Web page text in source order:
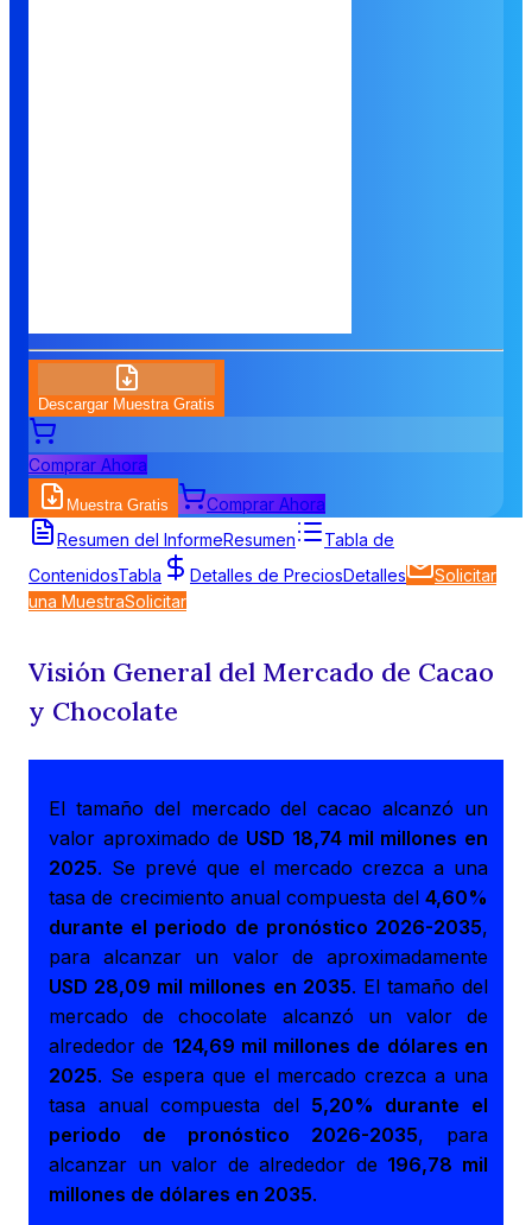
Descargar Muestra Gratis
Comprar Ahora
Muestra Gratis
Comprar Ahora
Resumen del InformeResumen
Tabla de
ContenidosTabla Detalles de PreciosDetalles
Solicitar
una MuestraSolicitar
Visión General del Mercado de Cacao
y Chocolate
El tamaño del mercado del cacao alcanzó un
valor aproximado de USD 18,74 mil millones en
2025. Se prevé que el mercado crezca a una
tasa de crecimiento anual compuesta del 4,60%
durante el periodo de pronóstico 2026-2035,
para alcanzar un valor de aproximadamente
USD 28,09 mil millones en 2035. El tamaño del
mercado de chocolate alcanzó un valor de
alrededor de 124,69 mil millones de dólares en
2025. Se espera que el mercado crezca a una
tasa anual compuesta del 5,20% durante el
periodo de pronóstico 2026-2035, para
alcanzar un valor de alrededor de 196,78 mil
millones de dólares en 2035.